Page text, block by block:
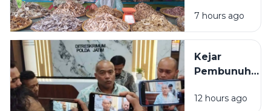
Tembus
Rp80 Ribu
Kilogram,
Pembeli:
Mahal dari
7 hours ago
Kejar
Pembunuh
Bangkalan
12 hours ago